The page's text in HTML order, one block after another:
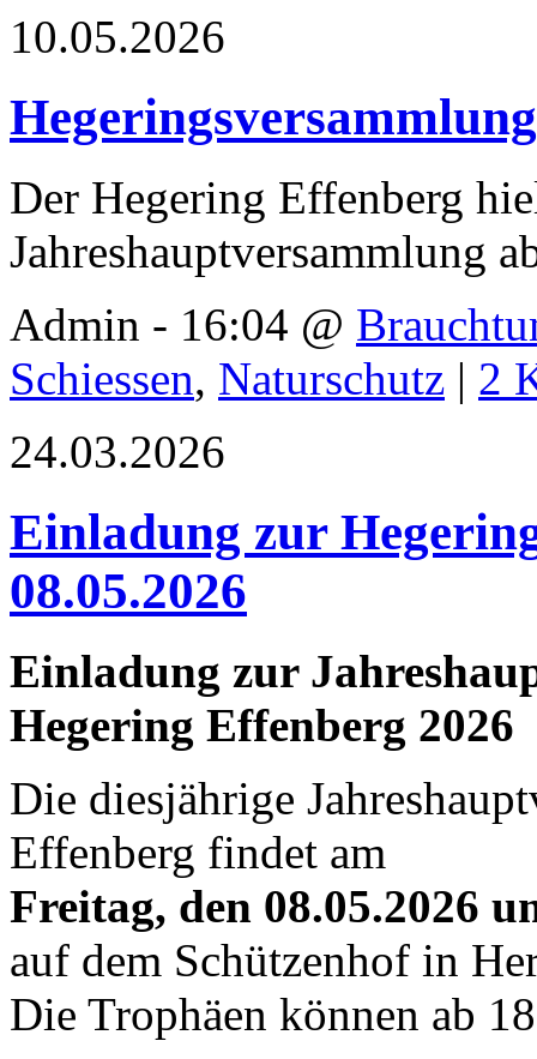
10.05.2026
Der Hegering Effenberg
Jahreshauptversammlung
Admin - 16:04 @
Schiessen, Naturschutz | 2
24.03.2026
Einladung zur
08.05.2026
Einladung zur
Hegering Effenberg 2026
Die diesjährige
Effenberg findet am
Freitag, den 08.05.2026
auf dem Schützenhof in
Die Trophäen können ab